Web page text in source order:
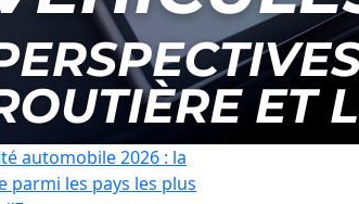
automobile 2026 : la
parmi les pays les plus